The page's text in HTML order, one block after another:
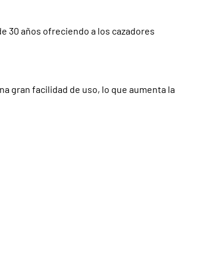
30 años ofreciendo a los cazadores
gran facilidad de uso, lo que aumenta la